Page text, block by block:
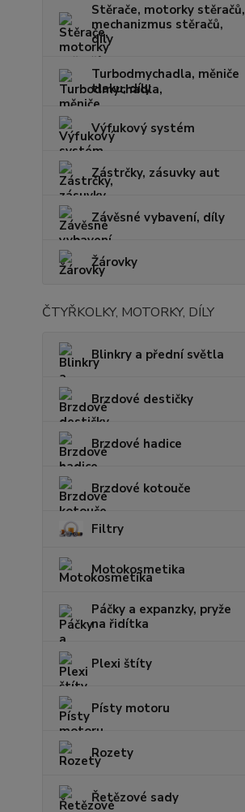
Stěrače, motorky stěračů,
mechanizmus stěračů,
díly
Turbodmychadla, měniče
tlaku, díly
Výfukový systém
Zástrčky, zásuvky aut
Závěsné vybavení, díly
Žárovky
ČTYŘKOLKY, MOTORKY, DÍLY
Blinkry a přední světla
Brzdové destičky
Brzdové hadice
Brzdové kotouče
Filtry
Motokosmetika
Páčky a expanzky, pryže
na řidítka
Plexi štíty
Písty motoru
Rozety
Řetězové sady